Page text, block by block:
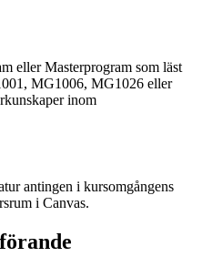
eller Masterprogram som läst
MG1006, MG1026 eller
inom
antingen i kursomgångens
i Canvas.